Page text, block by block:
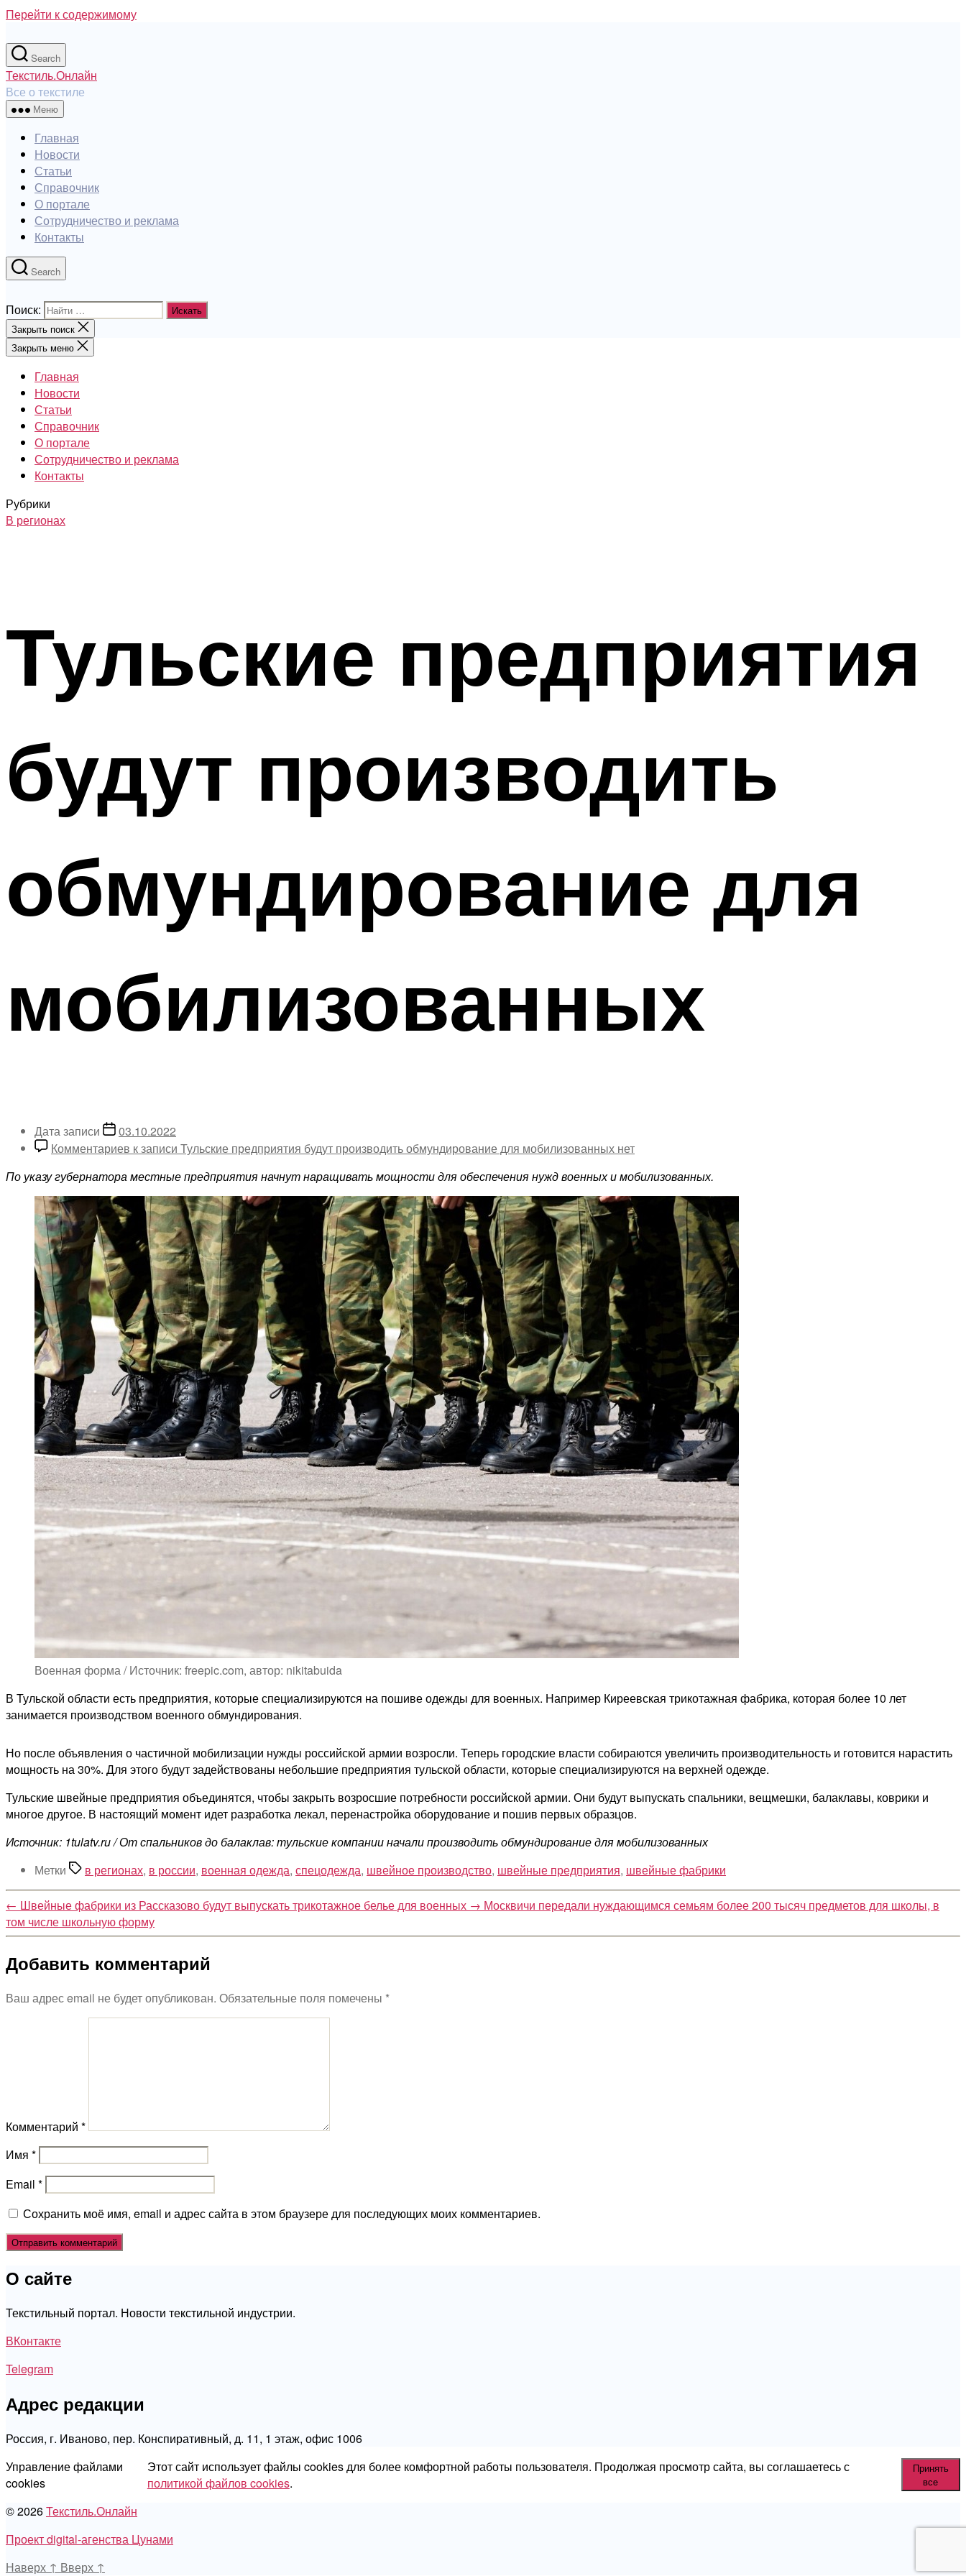
Перейти к содержимому
Search
Текстиль.Онлайн
Все о текстиле
Меню
Главная
Новости
Статьи
Справочник
О портале
Сотрудничество и реклама
Контакты
Search
Поиск:
Закрыть поиск
Закрыть меню
Главная
Новости
Статьи
Справочник
О портале
Сотрудничество и реклама
Контакты
Рубрики
В регионах
Тульские предприятия
будут производить
обмундирование для
мобилизованных
Дата записи
03.10.2022
Комментариев к записи Тульские предприятия будут производить обмундирование для мобилизованных нет
По указу губернатора местные предприятия начнут наращивать мощности для обеспечения нужд военных и мобилизованных.
Военная форма / Источник: freepic.com, автор: nikitabuida
В Тульской области есть предприятия, которые специализируются на пошиве одежды для военных. Например Киреевская трикотажная фабрика, которая более 10 лет
занимается производством военного обмундирования.
Но после объявления о частичной мобилизации нужды российской армии возросли. Теперь городские власти собираются увеличить производительность и готовится нарастить
мощность на 30%. Для этого будут задействованы небольшие предприятия тульской области, которые специализируются на верхней одежде.
Тульские швейные предприятия объединятся, чтобы закрыть возросшие потребности российской армии. Они будут выпускать спальники, вещмешки, балаклавы, коврики и
многое другое. В настоящий момент идет разработка лекал, перенастройка оборудование и пошив первых образцов.
Источник: 1tulatv.ru / От спальников до балаклав: тульские компании начали производить обмундирование для мобилизованных
Метки
в регионах, в россии, военная одежда, спецодежда, швейное производство, швейные предприятия, швейные фабрики
← Швейные фабрики из Рассказово будут выпускать трикотажное белье для военных → Москвичи передали нуждающимся семьям более 200 тысяч предметов для школы, в
том числе школьную форму
Добавить комментарий
Ваш адрес email не будет опубликован. Обязательные поля помечены *
Комментарий *
Имя *
Email *
Сохранить моё имя, email и адрес сайта в этом браузере для последующих моих комментариев.
О сайте
Текстильный портал. Новости текстильной индустрии.
ВКонтакте
Telegram
Адрес редакции
Россия, г. Иваново, пер. Конспиративный, д. 11, 1 этаж, офис 1006
Управление файлами
cookies
Этот сайт использует файлы cookies для более комфортной работы пользователя. Продолжая просмотр сайта, вы соглашаетесь с
политикой файлов cookies.
Принять
все
© 2026Текстиль.Онлайн
Проект digital-агенства Цунами
Наверх ↑ Вверх ↑